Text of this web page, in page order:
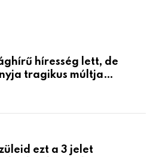
híresség lett, de
tragikus múltja
ezt a 3 jelet